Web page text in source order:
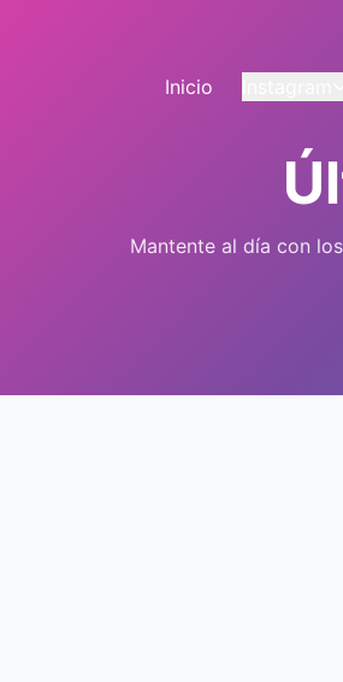
Inicio
Mantente al día con